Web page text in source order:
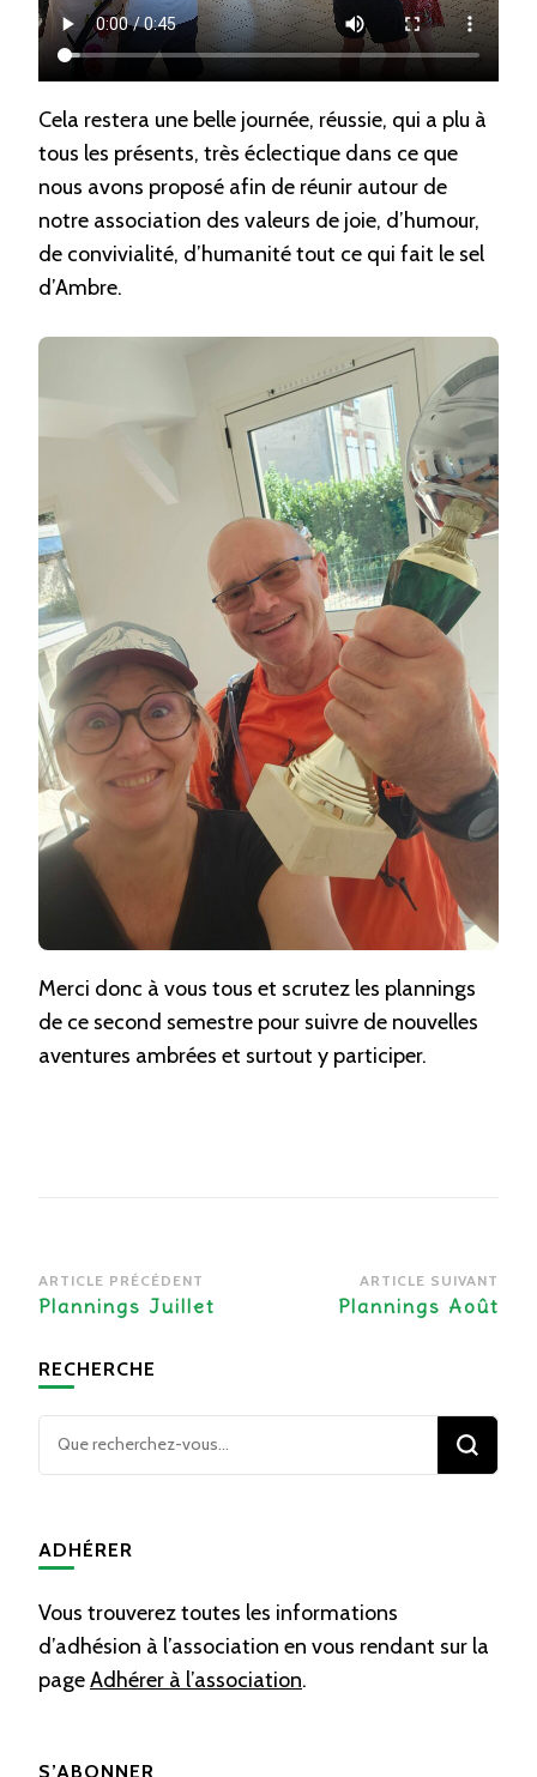
Cela restera une belle journée, réussie, qui a plu à
tous les présents, très éclectique dans ce que
nous avons proposé afin de réunir autour de
notre association des valeurs de joie, d’humour,
de convivialité, d’humanité tout ce qui fait le sel
d’Ambre.
Merci donc à vous tous et scrutez les plannings
de ce second semestre pour suivre de nouvelles
aventures ambrées et surtout y participer.
Navigation
d’article
ARTICLE PRÉCÉDENT
Plannings Juillet
ARTICLE SUIVANT
Plannings Août
RECHERCHE
Vous
recherchiez
chose ?
ADHÉRER
Vous trouverez toutes les informations
d’adhésion à l’association en vous rendant sur la
pageAdhérer à l’association.
S’ABONNER